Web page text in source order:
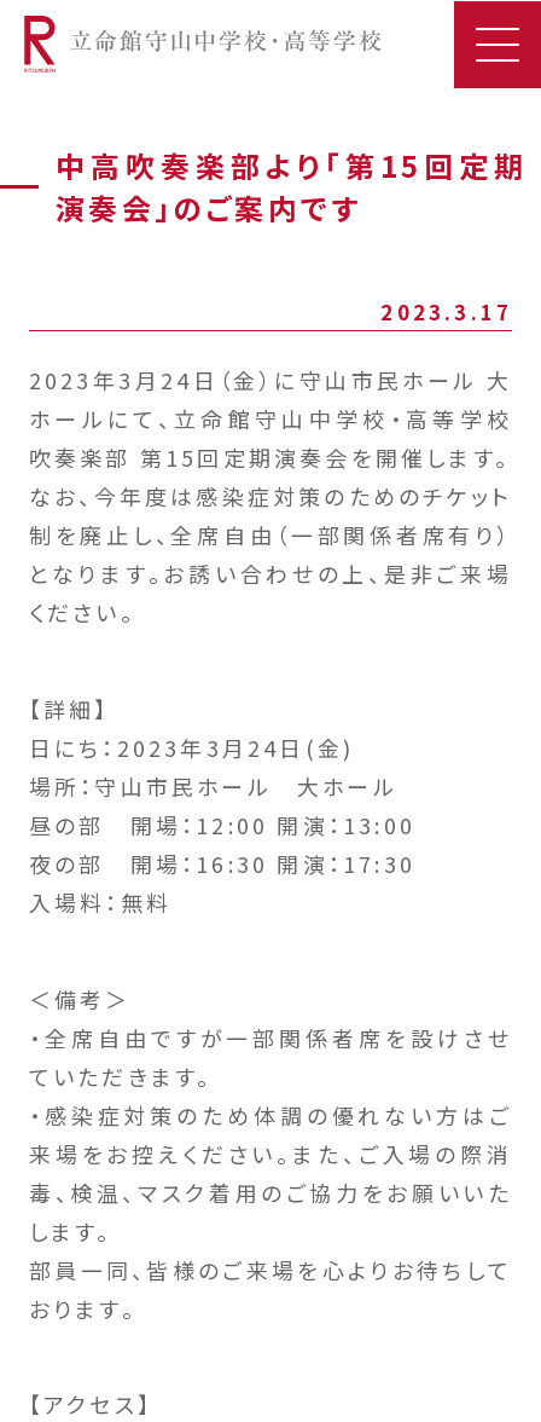
中高吹奏楽部より「第15回定期
演奏会」のご案内です
2023.3.17
2023年3月24日（金）に守山市民ホール 大
ホールにて、立命館守山中学校・高等学校
吹奏楽部 第15回定期演奏会を開催します。
なお、今年度は感染症対策のためのチケット
制を廃止し、全席自由（一部関係者席有り）
となります。お誘い合わせの上、是非ご来場
ください。
【詳細】
日にち：2023年3月24日(金)
場所：守山市民ホール 大ホール
昼の部 開場：12:00 開演：13:00
夜の部 開場：16:30 開演：17:30
入場料：無料
＜備考＞
・全席自由ですが一部関係者席を設けさせ
ていただきます。
・感染症対策のため体調の優れない方はご
来場をお控えください。また、ご入場の際消
毒、検温、マスク着用のご協力をお願いいた
します。
部員一同、皆様のご来場を心よりお待ちして
おります。
【アクセス】